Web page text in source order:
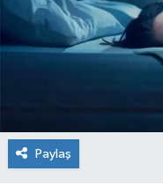
Paylaş
Sağlık
Spor
Yaşam